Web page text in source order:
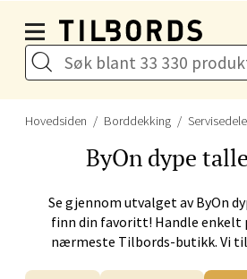
Hovedsiden Borddekking
ByOn dype
Se gjennom utvalget avByOn
finn din favoritt! Handle enkelt
nærmeste Tilbords-butikk. Vi
Naustdalsveien 4, 6800 Førde
Åpent i dag 10-20
Bergen - Galleriet
Torgalmenningen 8, 5014
Åpent i dag 09-21